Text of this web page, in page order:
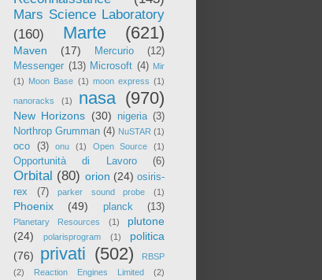
Mars Science Laboratory
(160)
Marte (621)
Maven (17) Mercurio
(12)
Messenger (13) Microsoft (4) Mir
(1) Moon Base (1) moon express (1)
nanoracks (1) nasa (970)
New Horizons (30) nigeria (3)
Northrop Grumman (4) NuSTAR (1)
oco (3) onu (1) Open Source (1)
Opportunità di Lavoro (6)
Orbital (80) orion (24) osiris-
rex
(7) parker sound probe (1)
Phoenix (49) planck (13)
Planetary Resources (1)
plutone
(24)
polarisprogram (1)
politica
(76)
privati (502)
RBSP
(2)
Reaction Engines Limited (2)